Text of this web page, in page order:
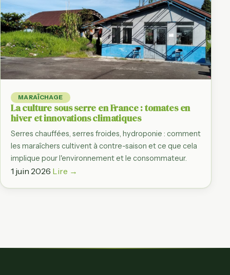
MARAÎCHAGE
La culture sous serre en France : tomates en
hiver et innovations climatiques
Serres chauffées, serres froides, hydroponie : comment
les maraîchers cultivent à contre-saison et ce que cela
implique pour l'environnement et le consommateur.
1 juin 2026 Lire →